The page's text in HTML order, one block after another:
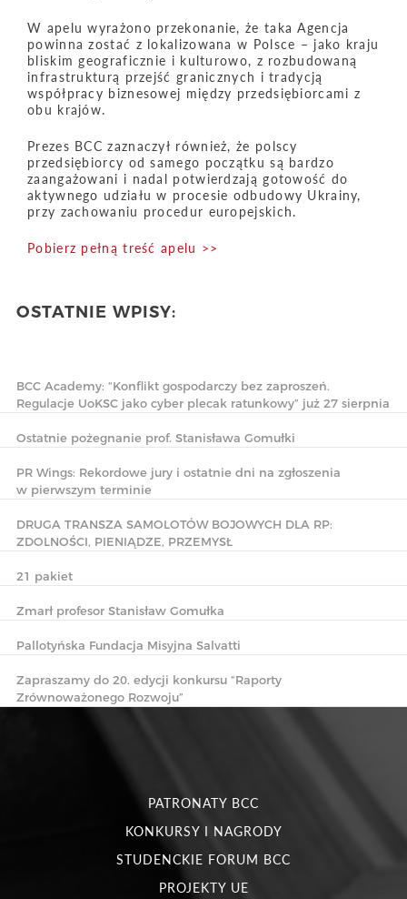
OSTATNIE WPISY:
BCC Academy: “Konflikt gospodarczy bez zaproszeń.
Regulacje UoKSC jako cyber plecak ratunkowy” już 27 sierpnia
Ostatnie pożegnanie prof. Stanisława Gomułki
PR Wings: Rekordowe jury i ostatnie dni na zgłoszenia
w pierwszym terminie
DRUGA TRANSZA SAMOLOTÓW BOJOWYCH DLA RP:
ZDOLNOŚCI, PIENIĄDZE, PRZEMYSŁ
21 pakiet
Zmarł profesor Stanisław Gomułka
Pallotyńska Fundacja Misyjna Salvatti
Zapraszamy do 20. edycji konkursu “Raporty
Zrównoważonego Rozwoju”
W apelu wyrażono przekonanie, że taka Agencja
powinna zostać z lokalizowana w Polsce – jako kraju
bliskim geograficznie i kulturowo, z rozbudowaną
infrastrukturą przejść granicznych i tradycją
współpracy biznesowej między przedsiębiorcami z
obu krajów.
Prezes BCC zaznaczył również, że polscy
przedsiębiorcy od samego początku są bardzo
zaangażowani i nadal potwierdzają gotowość do
aktywnego udziału w procesie odbudowy Ukrainy,
przy zachowaniu procedur europejskich.
Pobierz pełną treść apelu >>
PATRONATY BCC
KONKURSY I NAGRODY
STUDENCKIE FORUM BCC
PROJEKTY UE